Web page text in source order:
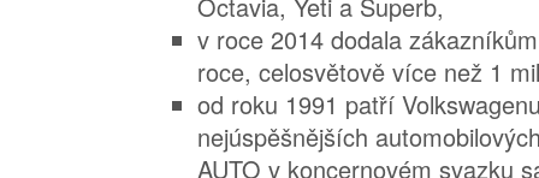
v roce 2014 dodala
roce, celosvětově více než 1
od roku 1991 patří
nejúspěšnějších
AUTO v koncernovém svazku